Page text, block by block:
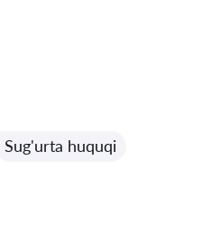
Sug'urta huquqi